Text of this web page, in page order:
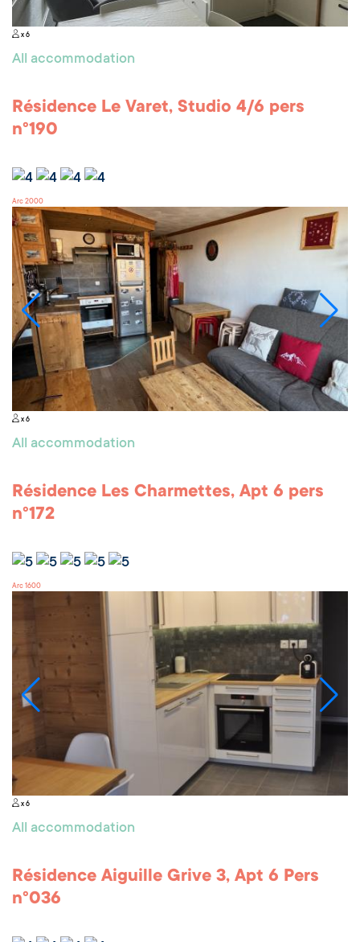
x 6
All accommodation
Résidence Le Varet, Studio 4/6 pers
n°190
Arc 2000
x 6
All accommodation
Résidence Les Charmettes, Apt 6 pers
n°172
Arc 1600
x 6
All accommodation
Résidence Aiguille Grive 3, Apt 6 Pers
n°036